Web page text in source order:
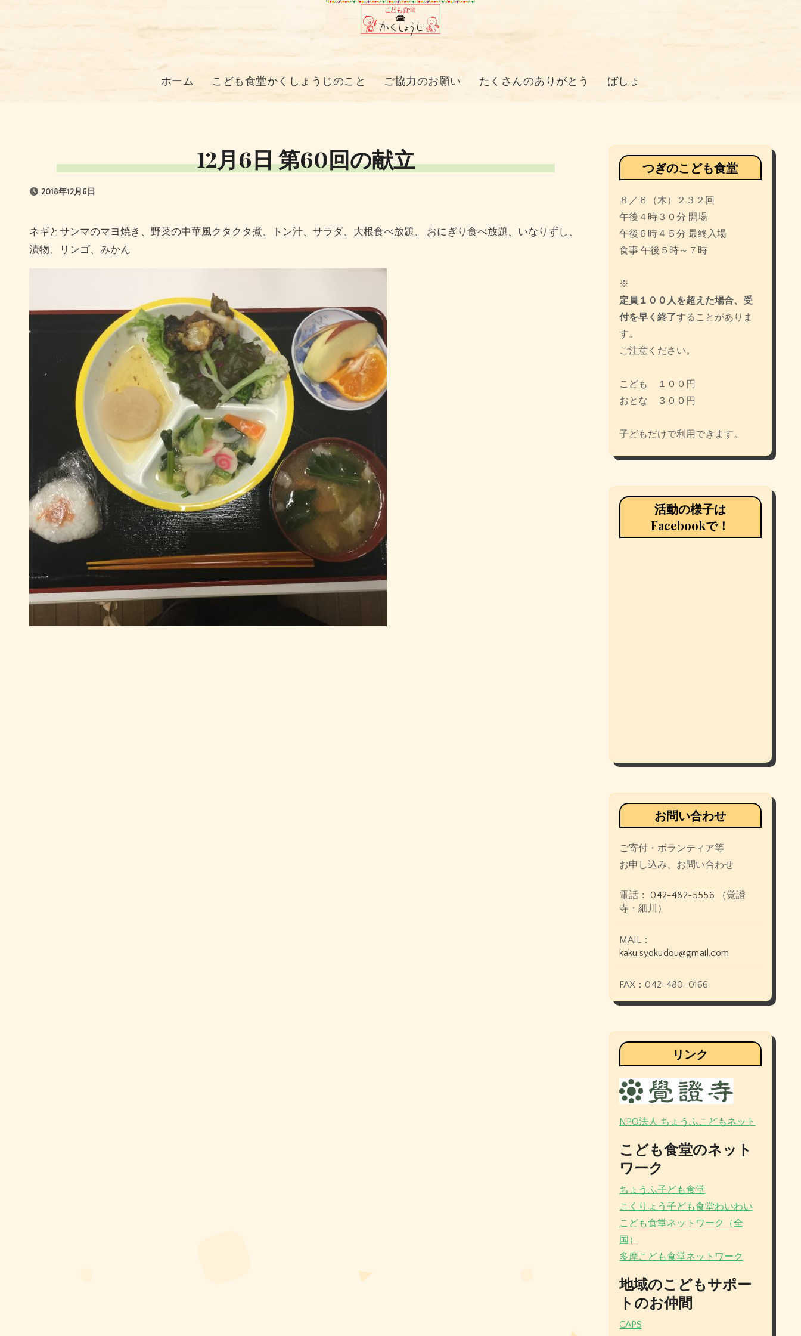
ホーム こども食堂かくしょうじのこと ご協力のお願い たくさんのありがとう ばしょ
12月6日 第60回の献立
2018年12月6日
ネギとサンマのマヨ焼き、野菜の中華風クタクタ煮、トン汁、サラダ、大根食べ放題、 おにぎり食べ放題、いなりずし、
漬物、リンゴ、みかん
つぎのこども食堂
８／６（木）２３２回
午後４時３０分 開場
午後６時４５分 最終入場
食事 午後５時～７時
※
定員１００人を超えた場合、受
付を早く終了することがありま
す。
ご注意ください。
こども １００円
おとな ３００円
子どもだけで利用できます。
活動の様子は
Facebookで！
お問い合わせ
ご寄付・ボランティア等
お申し込み、お問い合わせ
電話： 042-482-5556
（覚證
寺・細川）
MAIL：
kaku.syokudou@gmail.com
FAX：042-480-0166
リンク
NPO法人 ちょうふこどもネット
こども食堂のネット
ワーク
ちょうふ子ども食堂
こくりょう子ども食堂わいわい
こども食堂ネットワーク（全
国）
多摩こども食堂ネットワーク
地域のこどもサポー
トのお仲間
CAPS